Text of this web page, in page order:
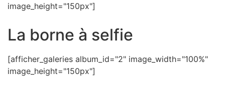
image_height="150px"]
La borne à selfie
[afficher_galeries album_id="2" image_width="100%"
image_height="150px"]